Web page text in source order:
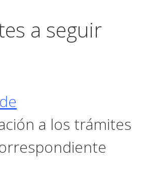
a seguir
a los trámites